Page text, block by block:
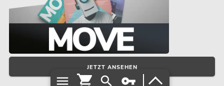
JETZT ANSEHEN